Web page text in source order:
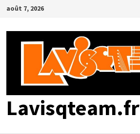
Passer
contenu
août 7, 2026
Lavisqteam.fr